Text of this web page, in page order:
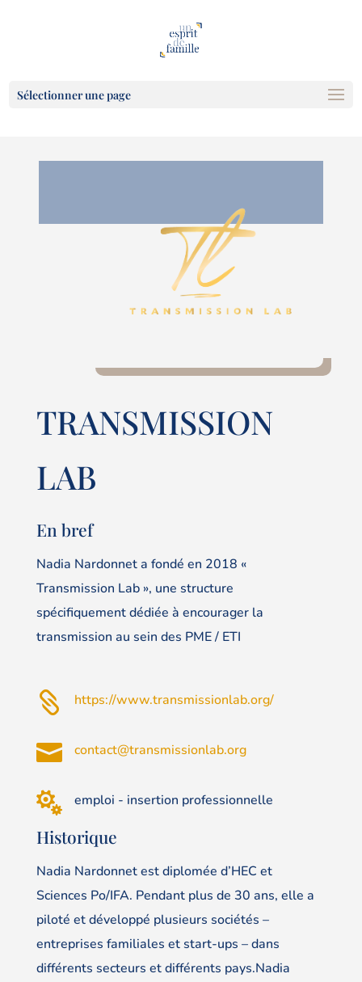
Sélectionner une page
TRANSMISSION
LAB
En bref
Nadia Nardonnet a fondé en 2018 «
Transmission Lab », une structure
spécifiquement dédiée à encourager la
transmission au sein des PME / ETI
 https://www.transmissionlab.org/
 contact@transmissionlab.org
 emploi - insertion professionnelle
Historique
Nadia Nardonnet est diplomée d’HEC et
Sciences Po/IFA. Pendant plus de 30 ans, elle a
piloté et développé plusieurs sociétés –
entreprises familiales et start-ups – dans
différents secteurs et différents pays.Nadia